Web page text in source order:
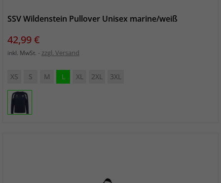
SSV Wildenstein Pullover Unisex marine/weiß
Preis
42,99 €
inkl. MwSt. zzgl. Versand
XS S M L XL 2XL 3XL